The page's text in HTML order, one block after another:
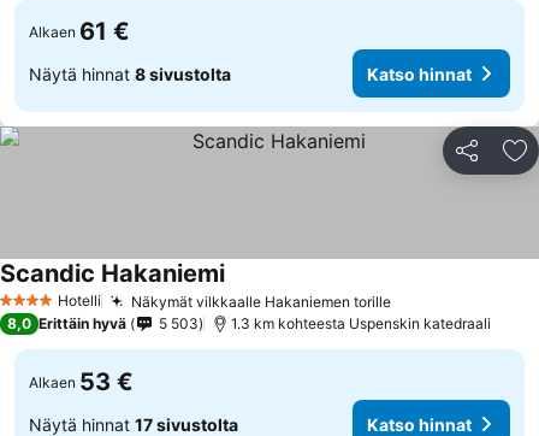
Alkaen 61 €
Näytä hinnat 8 sivustolta Katso hinnat
Jaa
4 Tähtiluokitus
Hotelli Näkymät vilkkaalle Hakaniemen torilleKatso hinnat
Scandic HakaniemiKatso hinnat
8,0 Erittäin hyvä 5 503 1.3 km kohteesta Uspenskin katedraali
Alkaen 53 €
Näytä hinnat 17 sivustolta Katso hinnat